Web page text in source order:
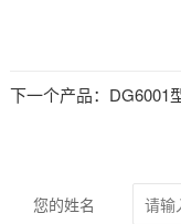
下一个产品： DG6001
您的姓名